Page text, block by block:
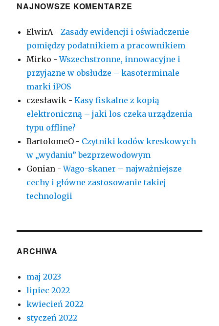
NAJNOWSZE KOMENTARZE
ElwirA-Zasady ewidencji i oświadczenie
pomiędzy podatnikiem a pracownikiem
Mirko -Wszechstronne, innowacyjne i
przyjazne w obsłudze – kasoterminale
marki iPOS
czesławik -Kasy fiskalne z kopią
elektroniczną – jaki los czeka urządzenia
typu offline?
BartolomeO - Czytniki kodów kreskowych
w „wydaniu” bezprzewodowym
Gonian -Wago-skaner – najważniejsze
cechy i główne zastosowanie takiej
technologii
ARCHIWA
maj 2023
lipiec 2022
kwiecień 2022
styczeń 2022